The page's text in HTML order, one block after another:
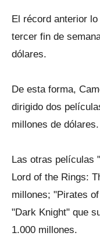
El récord anterior
tercer fin de
dólares.
De esta forma,
dirigido dos
millones de
Las otras películas
Lord of the Rings:
millones; "Pirates
"Dark Knight" que
1.000 millones.